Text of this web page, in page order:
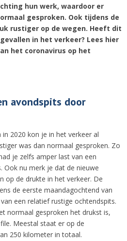
hun werk, waardoor er
gesproken. Ook tijdens de
rustiger op de wegen. Heeft dit
in het verkeer? Lees hier
het coronavirus op het
avondspits door
2020 kon je in het verkeer al
was dan normaal gesproken. Zo
je zelfs amper last van een
Ook nu merk je dat de nieuwe
op de drukte in het verkeer. De
de eerste maandagochtend van
een relatief rustige ochtendspits.
normaal gesproken het drukst is,
Meestal staat er op de
250 kilometer in totaal.